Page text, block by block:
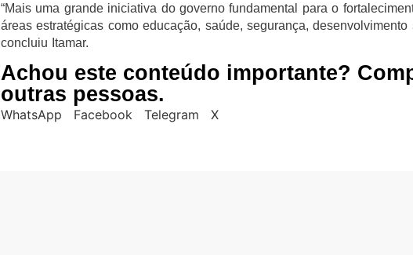
“Mais uma grande iniciativa do governo fundamental para o
áreas estratégicas como educação, saúde, segurança, desenvolvimento
concluiu Itamar.
Achou este conteúdo importante?
outras pessoas.
WhatsApp Facebook Telegram X